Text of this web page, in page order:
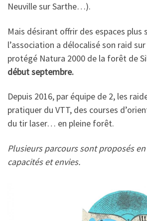
Neuville sur Sarthe…).
Mais désirant offrir des espaces plus
l’association a délocalisé son raid
protégé Natura 2000 de la forêt de
début septembre.
Depuis 2016, par équipe de 2, les
pratiquer du VTT, des courses
du tir laser… en pleine forêt.
Plusieurs parcours sont proposés
capacités et envies.